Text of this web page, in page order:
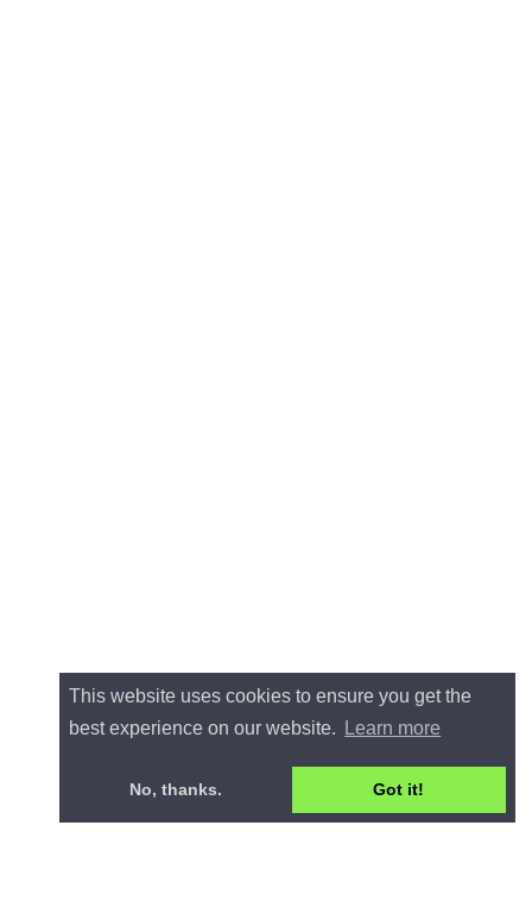
This website uses cookies to ensure you get the
best experience on our website.
Learn more
No, thanks. Got it!